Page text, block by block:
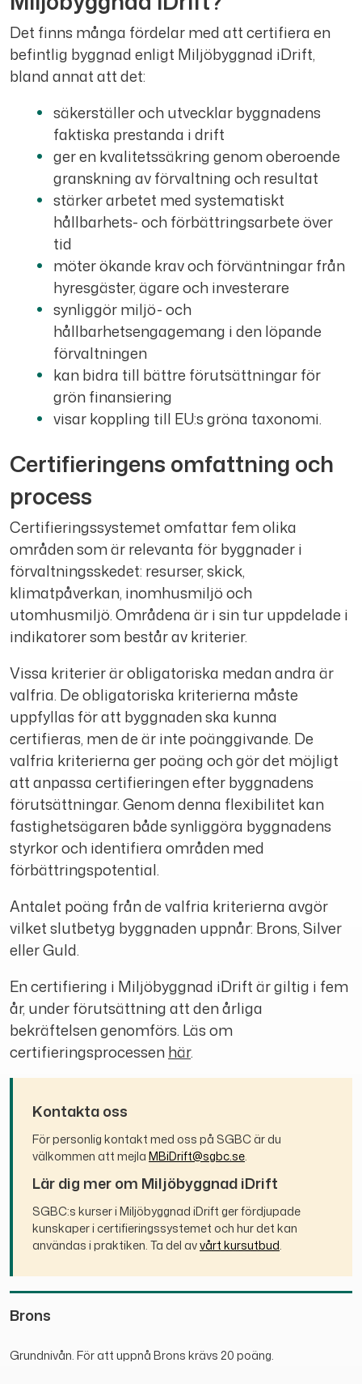
Det finns många fördelar med att certifiera en
befintlig byggnad enligt Miljöbyggnad iDrift,
bland annat att det:
säkerställer och utvecklar byggnadens
faktiska prestanda i drift
ger en kvalitetssäkring genom oberoende
granskning av förvaltning och resultat
stärker arbetet med systematiskt
hållbarhets- och förbättringsarbete över
tid
möter ökande krav och förväntningar från
hyresgäster, ägare och investerare
synliggör miljö- och
hållbarhetsengagemang i den löpande
förvaltningen
kan bidra till bättre förutsättningar för
grön finansiering
visar koppling till EU:s gröna taxonomi.
Certifieringens omfattning och
process
Certifieringssystemet omfattar fem olika
områden som är relevanta för byggnader i
förvaltningsskedet: resurser, skick,
klimatpåverkan, inomhusmiljö och
utomhusmiljö. Områdena är i sin tur uppdelade i
indikatorer som består av kriterier.
Vissa kriterier är obligatoriska medan andra är
valfria. De obligatoriska kriterierna måste
uppfyllas för att byggnaden ska kunna
certifieras, men de är inte poänggivande. De
valfria kriterierna ger poäng och gör det möjligt
att anpassa certifieringen efter byggnadens
förutsättningar. Genom denna flexibilitet kan
fastighetsägaren både synliggöra byggnadens
styrkor och identifiera områden med
förbättringspotential.
Antalet poäng från de valfria kriterierna avgör
vilket slutbetyg byggnaden uppnår: Brons, Silver
eller Guld.
En certifiering i Miljöbyggnad iDrift är giltig i fem
år, under förutsättning att den årliga
bekräftelsen genomförs. Läs om
certifieringsprocessenhär.
Kontakta oss
För personlig kontakt med oss på SGBC är du
välkommen att mejla MBiDrift@sgbc.se.
Lär dig mer om Miljöbyggnad iDrift
SGBC:s kurser i Miljöbyggnad iDrift ger fördjupade
kunskaper i certifieringssystemet och hur det kan
användas i praktiken. Ta del avvårt kursutbud.
Brons
Grundnivån. För att uppnå Brons krävs 20 poäng.